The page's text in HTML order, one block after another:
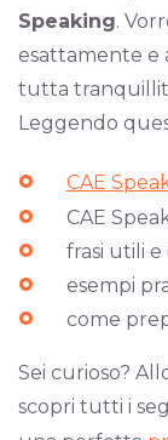
Speaking.
esattamente e
tutta
Leggendo
CAE
CAE
frasi utili
esempi
come
Sei curioso?
scopri tutti i